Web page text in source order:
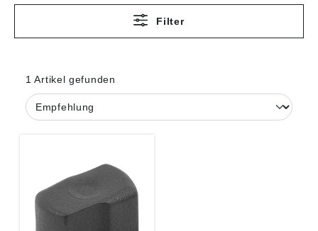
Filter
1 Artikel gefunden